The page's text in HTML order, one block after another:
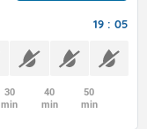
19 : 05
30
min
40
min
50
min